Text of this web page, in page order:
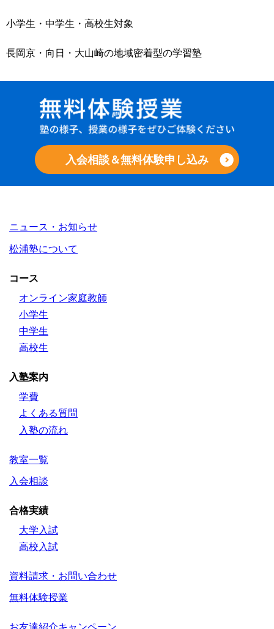
小学生・中学生・高校生対象
長岡京・向日・大山崎の地域密着型の学習塾
入会相談＆無料体験申し込み
ニュース・お知らせ
松浦塾について
コース
オンライン家庭教師
小学生
中学生
高校生
入塾案内
学費
よくある質問
入塾の流れ
教室一覧
入会相談
合格実績
大学入試
高校入試
資料請求・お問い合わせ
無料体験授業